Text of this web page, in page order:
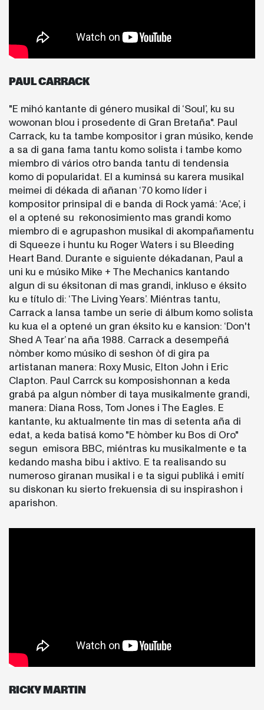
PAUL CARRACK
"E mihó kantante di género musikal di ‘Soul’, ku su
wowonan blou i prosedente di Gran Bretaña". Paul
Carrack, ku ta tambe kompositor i gran músiko, kende
a sa di gana fama tantu komo solista i tambe komo
miembro di vários otro banda tantu di tendensia
komo di popularidat. El a kuminsá su karera musikal
meimei di dékada di añanan ‘70 komo líder i
kompositor prinsipal di e banda di Rock yamá: ‘Ace’, i
el a optené su rekonosimiento mas grandi komo
miembro di e agrupashon musikal di akompañamentu
di Squeeze i huntu ku Roger Waters i su Bleeding
Heart Band. Durante e siguiente dékadanan, Paul a
uni ku e músiko Mike + The Mechanics kantando
algun di su éksitonan di mas grandi, inkluso e éksito
ku e título di: ‘The Living Years’. Miéntras tantu,
Carrack a lansa tambe un serie di álbum komo solista
ku kua el a optené un gran éksito ku e kansion: ‘Don't
Shed A Tear’ na aña 1988. Carrack a desempeñá
nòmber komo músiko di seshon òf di gira pa
artistanan manera: Roxy Music, Elton John i Eric
Clapton. Paul Carrck su komposishonnan a keda
grabá pa algun nòmber di taya musikalmente grandi,
manera: Diana Ross, Tom Jones i The Eagles. E
kantante, ku aktualmente tin mas di setenta aña di
edat, a keda batisá komo "E hòmber ku Bos di Oro"
segun emisora BBC, miéntras ku musikalmente e ta
kedando masha bibu i aktivo. E ta realisando su
numeroso giranan musikal i e ta sigui publiká i emití
su diskonan ku sierto frekuensia di su inspirashon i
aparishon.
RICKY MARTIN